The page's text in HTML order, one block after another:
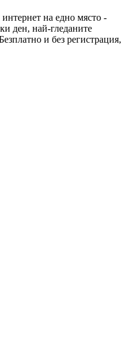
на едно място -
ден, най-гледаните
и без регистрация,